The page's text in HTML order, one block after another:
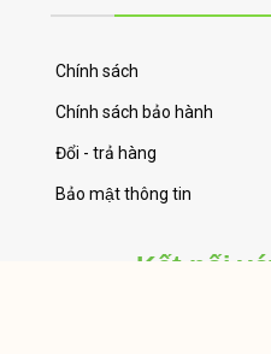
Chính sách
Chính sách bảo hành
Đổi - trả hàng
Bảo mật thông tin
Kết nối